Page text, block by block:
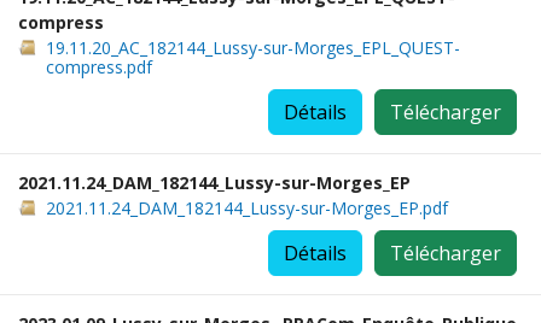
compress
19.11.20_AC_182144_Lussy-sur-Morges_EPL_QUEST-
compress.pdf
Télécharger
Détails
2021.11.24_DAM_182144_Lussy-sur-Morges_EP
2021.11.24_DAM_182144_Lussy-sur-Morges_EP.pdf
Télécharger
Détails